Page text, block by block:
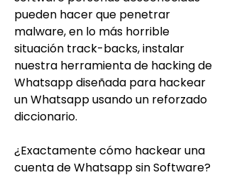
pueden hacer que penetrar
malware, en lo más horrible
situación track-backs, instalar
nuestra herramienta de hacking de
Whatsapp diseñada para hackear
un Whatsapp usando un reforzado
diccionario.
¿Exactamente cómo hackear una
cuenta de Whatsapp sin Software?